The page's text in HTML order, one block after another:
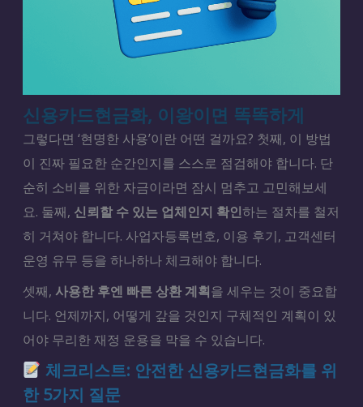
신용카드현금화, 이왕이면 똑똑하게
그렇다면 ‘현명한 사용’이란 어떤 걸까요? 첫째, 이 방법
이 진짜 필요한 순간인지를 스스로 점검해야 합니다. 단
순히 소비를 위한 자금이라면 잠시 멈추고 고민해보세
요. 둘째, 신뢰할 수 있는 업체인지 확인하는 절차를 철저
히 거쳐야 합니다. 사업자등록번호, 이용 후기, 고객센터
운영 유무 등을 하나하나 체크해야 합니다.
셋째,사용한 후엔 빠른 상환 계획을 세우는 것이 중요합
니다. 언제까지, 어떻게 갚을 것인지 구체적인 계획이 있
어야 무리한 재정 운용을 막을 수 있습니다.
체크리스트: 안전한 신용카드현금화를 위
한 5가지 질문